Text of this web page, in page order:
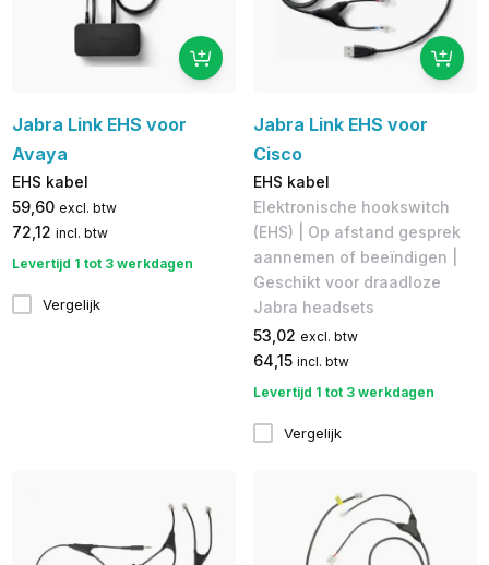
Jabra Link EHS voor
Avaya
EHS kabel
59,60 excl. btw
72,12 incl. btw
Levertijd 1 tot 3 werkdagen
Vergelijk
Jabra Link EHS voor
Cisco
EHS kabel
Elektronische hookswitch
(EHS) | Op afstand gesprek
aannemen of beeïndigen |
Geschikt voor ​draadloze
Jabra headsets
53,02 excl. btw
64,15 incl. btw
Levertijd 1 tot 3 werkdagen
Vergelijk